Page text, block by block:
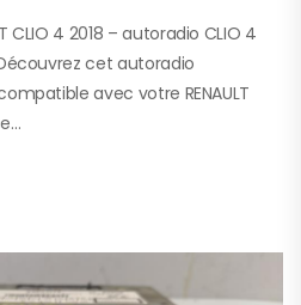
CLIO 4 2018 – autoradio CLIO 4
Découvrez cet autoradio
avec votre RENAULT